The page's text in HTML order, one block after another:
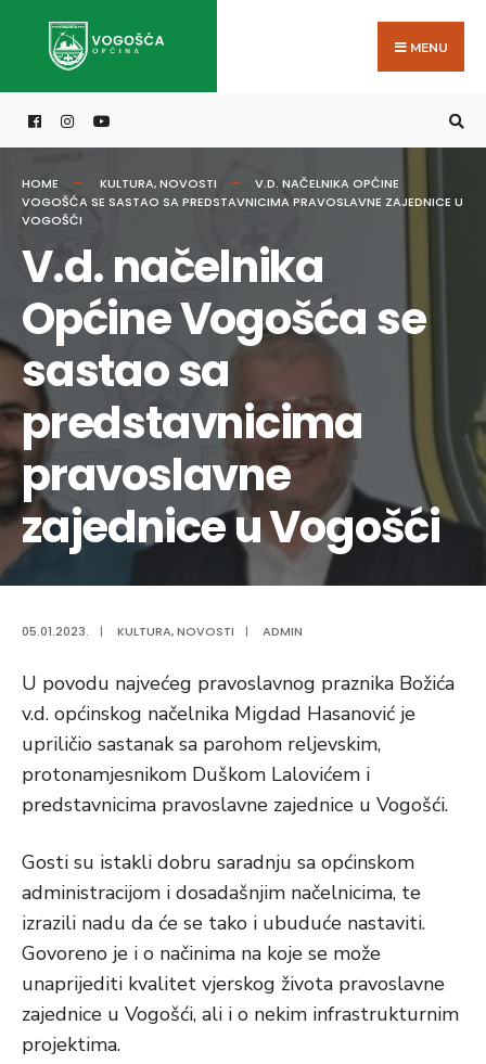
MENU
HOME KULTURA,NOVOSTI
V.D. NAČELNIKA OPĆINE
VOGOŠĆA SE SASTAO SA PREDSTAVNICIMA PRAVOSLAVNE ZAJEDNICE U
VOGOŠĆI
V.d. načelnika
Općine Vogošća se
sastao sa
predstavnicima
pravoslavne
zajednice u Vogošći
05.01.2023. | KULTURA,NOVOSTI | ADMIN
U povodu najvećeg pravoslavnog praznika Božića
v.d. općinskog načelnika Migdad Hasanović je
upriličio sastanak sa parohom reljevskim,
protonamjesnikom Duškom Lalovićem i
predstavnicima pravoslavne zajednice u Vogošći.
Gosti su istakli dobru saradnju sa općinskom
administracijom i dosadašnjim načelnicima, te
izrazili nadu da će se tako i ubuduće nastaviti.
Govoreno je i o načinima na koje se može
unaprijediti kvalitet vjerskog života pravoslavne
zajednice u Vogošći, ali i o nekim infrastrukturnim
projektima.
for: